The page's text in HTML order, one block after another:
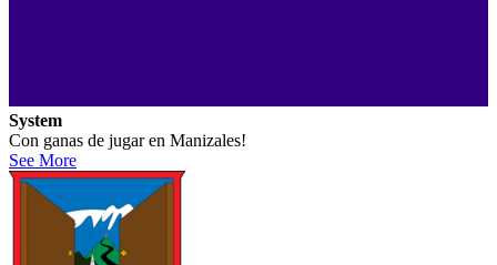
System
Con ganas de jugar en Manizales!
See More